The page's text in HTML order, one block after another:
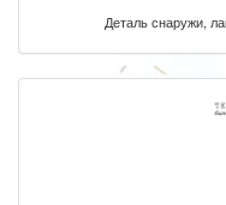
Деталь снаружи,